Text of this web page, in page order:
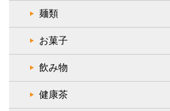
麺類
お菓子
飲み物
健康茶